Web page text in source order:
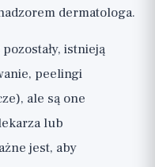
dermatologa.
istnieją
peelingi
ale są one
lub
jest, aby